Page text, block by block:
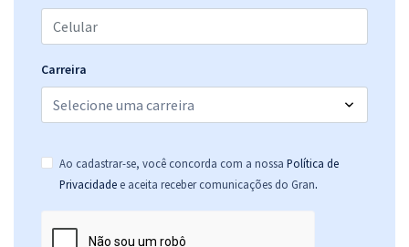
Carreira
Ao cadastrar-se, você concorda com a nossa Política de
Privacidade e aceita receber comunicações do Gran.